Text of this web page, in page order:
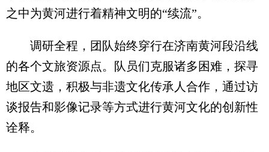
之中为黄河进行着精神文明的“续流”。
调研全程，团队始终穿行在济南黄河段沿线
的各个文旅资源点。队员们克服诸多困难，探寻
地区文遗，积极与非遗文化传承人合作，通过访
谈报告和影像记录等方式进行黄河文化的创新性
诠释。